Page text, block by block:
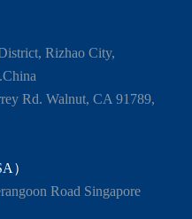
Rizhao City,
Rd. Walnut, CA 91789,
）
Road Singapore